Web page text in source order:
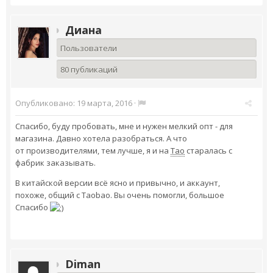
Диана
Пользователи
80 публикаций
Опубликовано: 19 марта, 2016 ·
Спасибо, буду пробовать, мне и нужен мелкий опт - для
магазина. Давно хотела разобраться. А что
от производителями, тем лучше, я и на Тао старалась с
фабрик заказывать.
В китайской версии всё ясно и привычно, и аккаунт,
похоже, общий с Taobao. Вы очень помогли, большое
Спасибо
Diman